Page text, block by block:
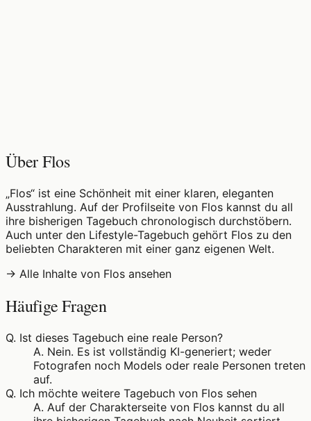
Über Flos
„Flos“ ist eine Schönheit mit einer klaren, eleganten
Ausstrahlung. Auf der Profilseite von Flos kannst du all
ihre bisherigen Tagebuch chronologisch durchstöbern.
Auch unter den Lifestyle-Tagebuch gehört Flos zu den
beliebten Charakteren mit einer ganz eigenen Welt.
→ Alle Inhalte von Flos ansehen
Häufige Fragen
Q. Ist dieses Tagebuch eine reale Person?
A. Nein. Es ist vollständig KI-generiert; weder
Fotografen noch Models oder reale Personen treten
auf.
Q. Ich möchte weitere Tagebuch von Flos sehen
A. Auf der Charakterseite von Flos kannst du all